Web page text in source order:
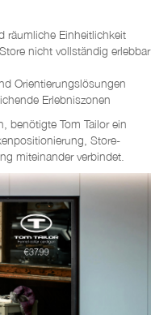
räumliche Einheitlichkeit
nicht vollständig erlebbar
Orientierungslösungen
Erlebniszonen
benötigte Tom Tailor ein
Store-
miteinander verbindet.